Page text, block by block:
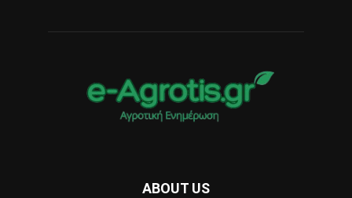
ABOUT US